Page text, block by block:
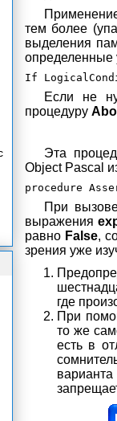
тем более
выделения
определенные
Если не
процедуру
Эта
Object Pascal
При
выражения
равно False,
зрения уже
где
При
то же
есть в